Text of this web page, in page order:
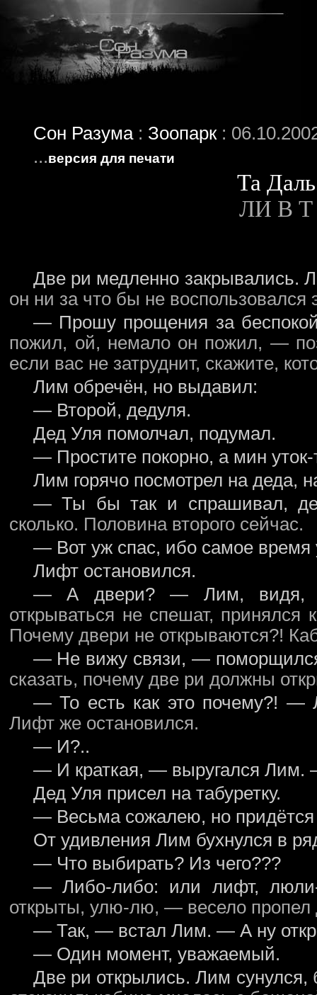
Сон Разума: Зоопарк:
...версия для печати
Та Даль
ЛИ В Т
Две ри медленно закрывались.
он ни за что бы не
— Прошу прощения за
пожил, ой, немало он пожил, —
если вас не затруднит, скажите,
Лим обречён, но выдавил:
— Второй, дедуля.
Дед Уля помолчал, подумал.
— Простите покорно, а мин уток-
Лим горячо посмотрел на деда,
— Ты бы так и спрашивал,
сколько. Половина второго сейчас.
— Вот уж спас, ибо самое время
Лифт остановился.
— А двери? — Лим, видя,
открываться не спешат,
Почему двери не открываются?!
— Не вижу связи, —
сказать, почему две ри должны
— То есть как это почему?! —
Лифт же остановился.
— И?..
— И краткая, — выругался Лим.
Дед Уля присел на табуретку.
— Весьма сожалею, но
От удивления Лим бухнулся в
— Что выбирать? Из чего???
— Либо-либо: или лифт,
открыты, улю-лю, — весело пропел
— Так, — встал Лим. — А ну
— Один момент, уважаемый.
Две ри открылись. Лим